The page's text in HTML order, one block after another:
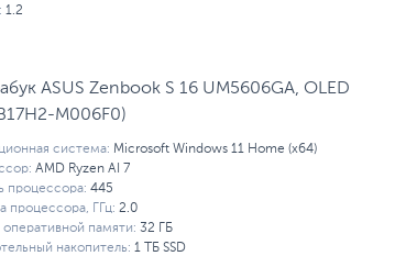
1.2
ASUS Zenbook S 16 UM5606GA, OLED
M006F0)
система: Microsoft Windows 11 Home (x64)
AMD Ryzen AI 7
процессора: 445
процессора, ГГц: 2.0
памяти: 32 ГБ
накопитель: 1 ТБ SSD